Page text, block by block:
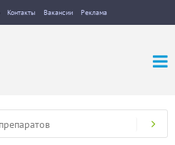
Контакты Вакансии Реклама